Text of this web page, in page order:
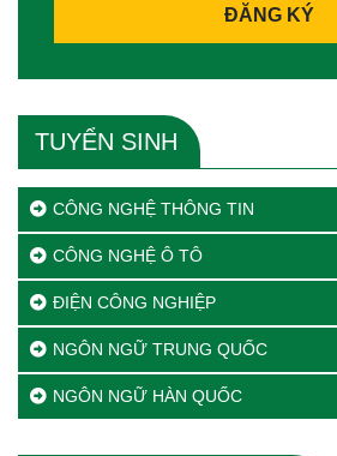
ĐĂNG KÝ
TUYỂN SINH
CÔNG NGHỆ THÔNG TIN
CÔNG NGHỆ Ô TÔ
ĐIỆN CÔNG NGHIỆP
NGÔN NGỮ TRUNG QUỐC
NGÔN NGỮ HÀN QUỐC